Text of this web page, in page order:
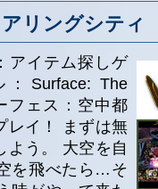
リングシティ
アイテム探しゲ
Surface: The
フェス：空中都
レイ！ まずは無
よう。 大空を自
を飛べたら…そ